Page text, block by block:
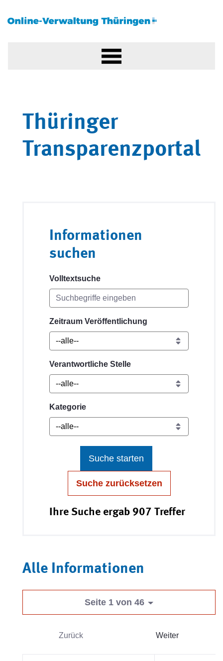
Thüringer
Transparenzportal
Informationen
suchen
Volltextsuche
Zeitraum Veröffentlichung
Verantwortliche Stelle
Kategorie
Suche starten
Suche zurücksetzen
Ihre Suche ergab 907 Treffer
Alle Informationen
Seite 1 von 46
Zurück Weiter